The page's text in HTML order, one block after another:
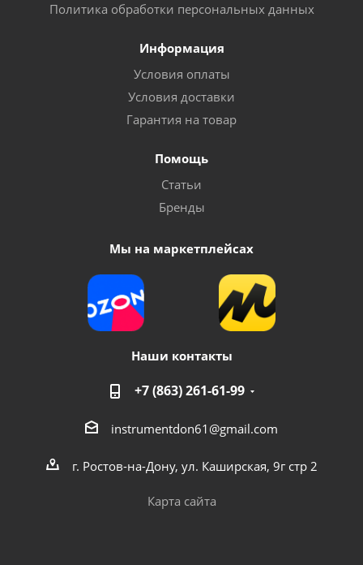
Политика обработки персональных данных
Информация
Условия оплаты
Условия доставки
Гарантия на товар
Помощь
Статьи
Бренды
Мы на маркетплейсах
Наши контакты
+7 (863) 261-61-99
instrumentdon61@gmail.com
г. Ростов-на-Дону, ул. Каширская, 9г стр 2
Карта сайта